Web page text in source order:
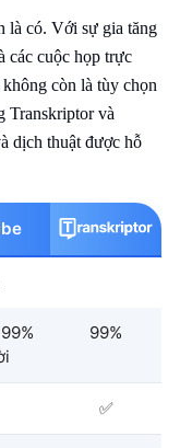
là có. Với sự gia tăng
các cuộc họp trực
còn là tùy chọn
Transkriptor và
dịch thuật được hỗ
99%
✅